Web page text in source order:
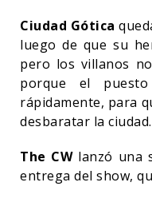
Ciudad Gótica
luego de que su
pero los villanos
porque el
rápidamente, para
desbaratar la ciudad.
The CWlanzó una
entrega del show,